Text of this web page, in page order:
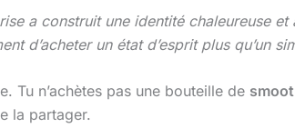
a construit une identité chaleureuse
d’acheter un état d’esprit plus qu’un
Tu n’achètes pas une bouteille de
la partager.